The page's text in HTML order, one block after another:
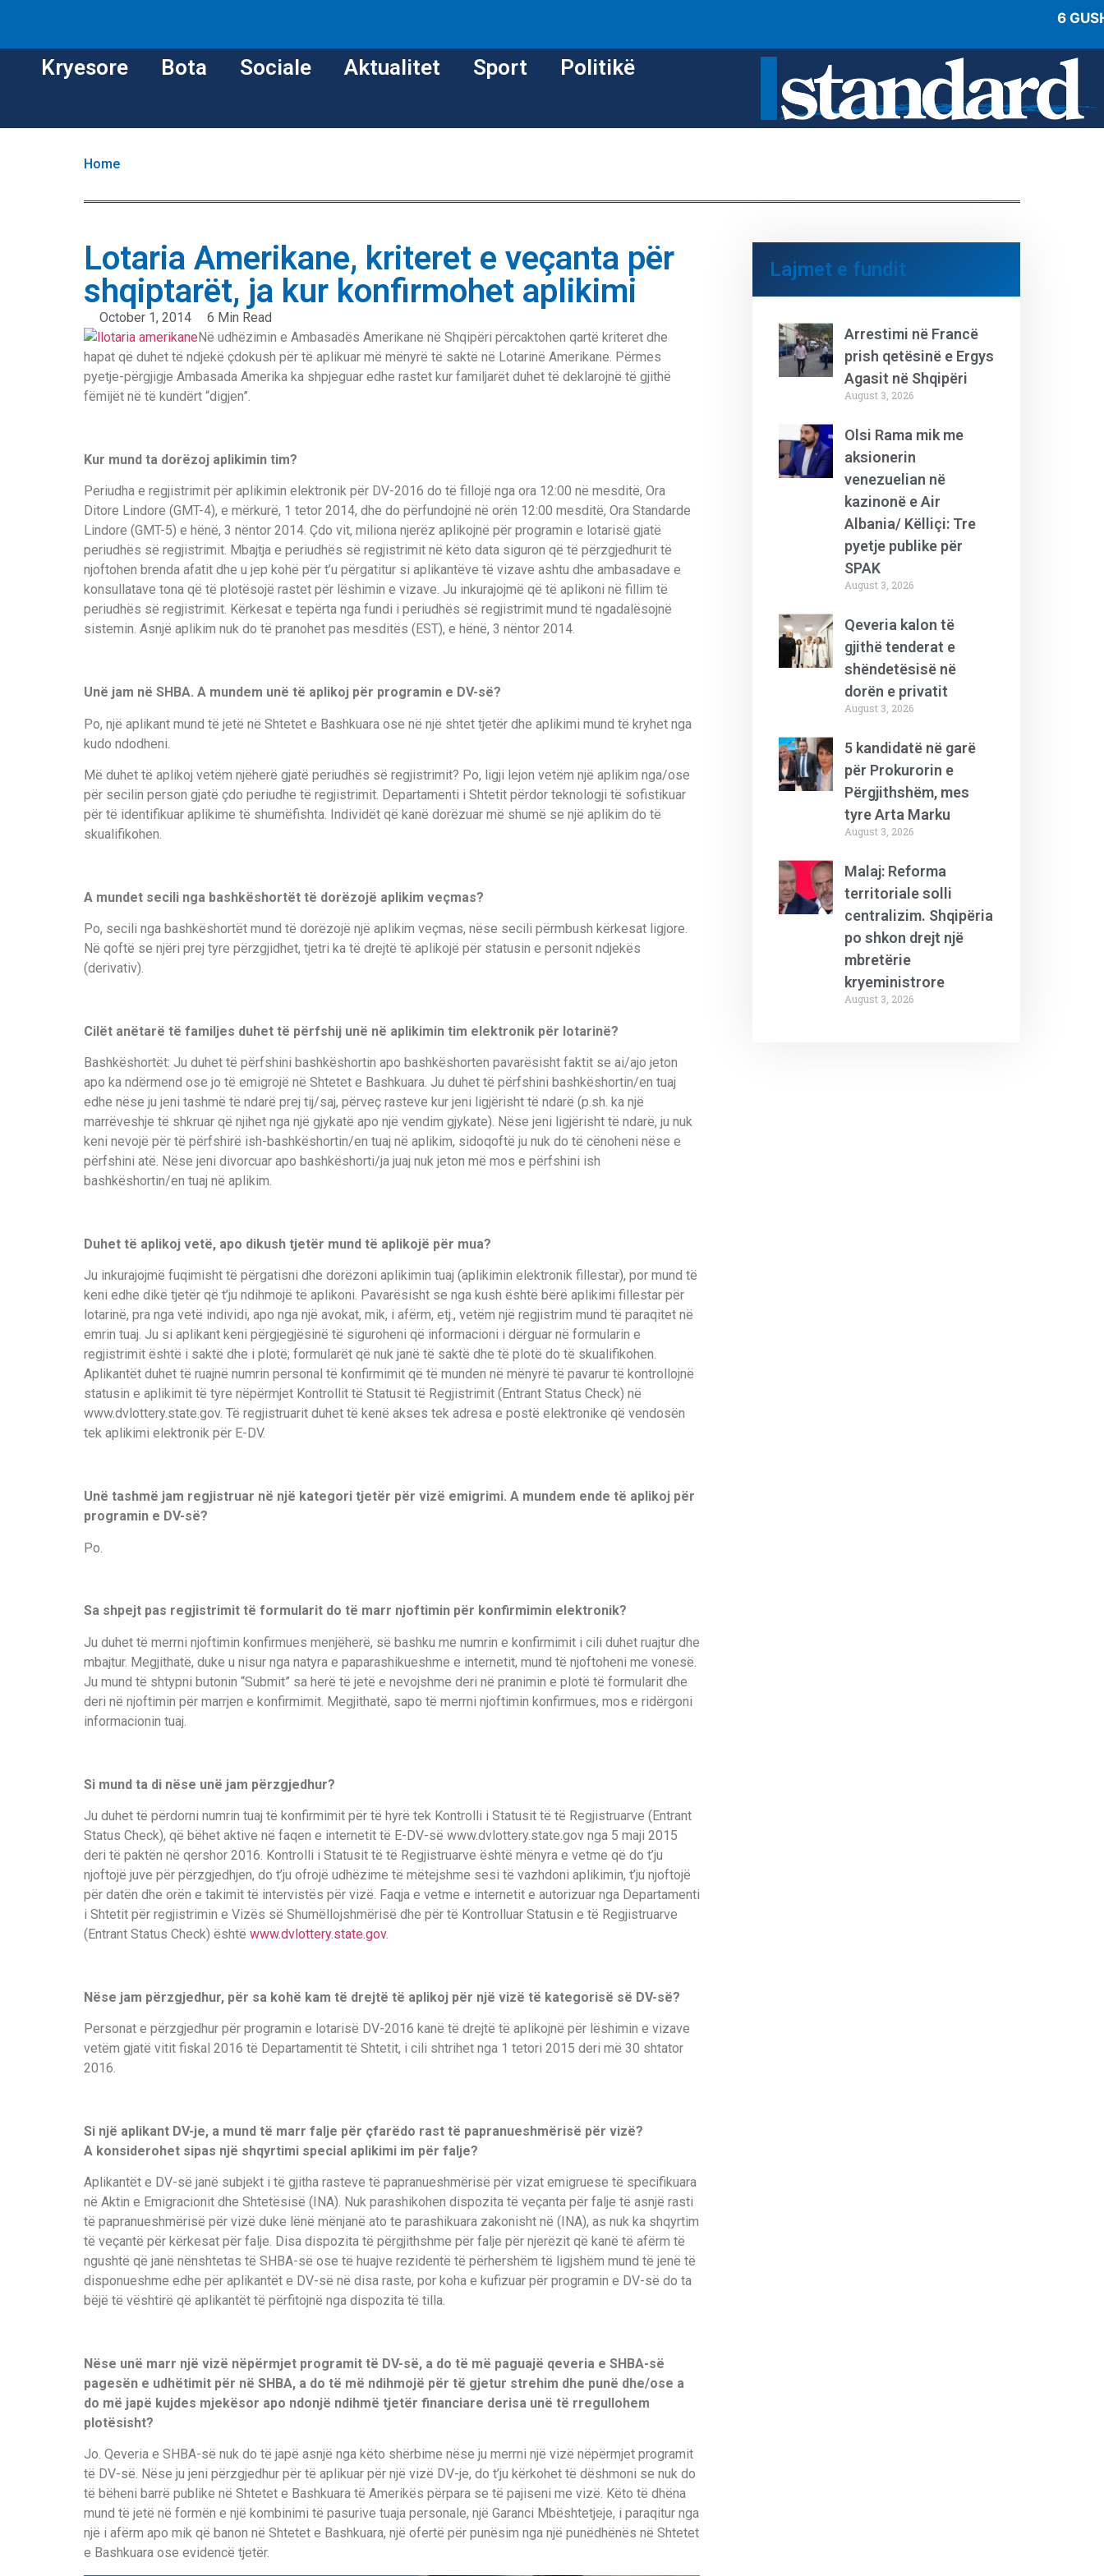
6
Kryesore Bota Sociale Aktualitet Sport Politikë
Home
Lotaria Amerikane, kriteret e veçanta për
shqiptarët, ja kur konfirmohet aplikimi
October 1, 2014
6 Min Read
Në udhëzimin e Ambasadës Amerikane në Shqipëri përcaktohen qartë kriteret dhe
hapat që duhet të ndjekë çdokush për të aplikuar më mënyrë të saktë në Lotarinë Amerikane. Përmes
pyetje-përgjigje Ambasada Amerika ka shpjeguar edhe rastet kur familjarët duhet të deklarojnë të gjithë
fëmijët në të kundërt “digjen”.
Kur mund ta dorëzoj aplikimin tim?
Periudha e regjistrimit për aplikimin elektronik për DV-2016 do të fillojë nga ora 12:00 në mesditë, Ora
Ditore Lindore (GMT-4), e mërkurë, 1 tetor 2014, dhe do përfundojnë në orën 12:00 mesditë, Ora Standarde
Lindore (GMT-5) e hënë, 3 nëntor 2014. Çdo vit, miliona njerëz aplikojnë për programin e lotarisë gjatë
periudhës së regjistrimit. Mbajtja e periudhës së regjistrimit në këto data siguron që të përzgjedhurit të
njoftohen brenda afatit dhe u jep kohë për t’u përgatitur si aplikantëve të vizave ashtu dhe ambasadave e
konsullatave tona që të plotësojë rastet për lëshimin e vizave. Ju inkurajojmë që të aplikoni në fillim të
periudhës së regjistrimit. Kërkesat e tepërta nga fundi i periudhës së regjistrimit mund të ngadalësojnë
sistemin. Asnjë aplikim nuk do të pranohet pas mesditës (EST), e hënë, 3 nëntor 2014.
Unë jam në SHBA. A mundem unë të aplikoj për programin e DV-së?
Po, një aplikant mund të jetë në Shtetet e Bashkuara ose në një shtet tjetër dhe aplikimi mund të kryhet nga
kudo ndodheni.
Më duhet të aplikoj vetëm njëherë gjatë periudhës së regjistrimit? Po, ligji lejon vetëm një aplikim nga/ose
për secilin person gjatë çdo periudhe të regjistrimit. Departamenti i Shtetit përdor teknologji të sofistikuar
për të identifikuar aplikime të shumëfishta. Individët që kanë dorëzuar më shumë se një aplikim do të
skualifikohen.
A mundet secili nga bashkëshortët të dorëzojë aplikim veçmas?
Po, secili nga bashkëshortët mund të dorëzojë një aplikim veçmas, nëse secili përmbush kërkesat ligjore.
Në qoftë se njëri prej tyre përzgjidhet, tjetri ka të drejtë të aplikojë për statusin e personit ndjekës
(derivativ).
Cilët anëtarë të familjes duhet të përfshij unë në aplikimin tim elektronik për lotarinë?
Bashkëshortët: Ju duhet të përfshini bashkëshortin apo bashkëshorten pavarësisht faktit se ai/ajo jeton
apo ka ndërmend ose jo të emigrojë në Shtetet e Bashkuara. Ju duhet të përfshini bashkëshortin/en tuaj
edhe nëse ju jeni tashmë të ndarë prej tij/saj, përveç rasteve kur jeni ligjërisht të ndarë (p.sh. ka një
marrëveshje të shkruar që njihet nga një gjykatë apo një vendim gjykate). Nëse jeni ligjërisht të ndarë, ju nuk
keni nevojë për të përfshirë ish-bashkëshortin/en tuaj në aplikim, sidoqoftë ju nuk do të cënoheni nëse e
përfshini atë. Nëse jeni divorcuar apo bashkëshorti/ja juaj nuk jeton më mos e përfshini ish
bashkëshortin/en tuaj në aplikim.
Duhet të aplikoj vetë, apo dikush tjetër mund të aplikojë për mua?
Ju inkurajojmë fuqimisht të përgatisni dhe dorëzoni aplikimin tuaj (aplikimin elektronik fillestar), por mund të
keni edhe dikë tjetër që t’ju ndihmojë të aplikoni. Pavarësisht se nga kush është bërë aplikimi fillestar për
lotarinë, pra nga vetë individi, apo nga një avokat, mik, i afërm, etj., vetëm një regjistrim mund të paraqitet në
emrin tuaj. Ju si aplikant keni përgjegjësinë të siguroheni që informacioni i dërguar në formularin e
regjistrimit është i saktë dhe i plotë; formularët që nuk janë të saktë dhe të plotë do të skualifikohen.
Aplikantët duhet të ruajnë numrin personal të konfirmimit që të munden në mënyrë të pavarur të kontrollojnë
statusin e aplikimit të tyre nëpërmjet Kontrollit të Statusit të Regjistrimit (Entrant Status Check) në
www.dvlottery.state.gov. Të regjistruarit duhet të kenë akses tek adresa e postë elektronike që vendosën
tek aplikimi elektronik për E-DV.
Unë tashmë jam regjistruar në një kategori tjetër për vizë emigrimi. A mundem ende të aplikoj për
programin e DV-së?
Po.
Sa shpejt pas regjistrimit të formularit do të marr njoftimin për konfirmimin elektronik?
Ju duhet të merrni njoftimin konfirmues menjëherë, së bashku me numrin e konfirmimit i cili duhet ruajtur dhe
mbajtur. Megjithatë, duke u nisur nga natyra e paparashikueshme e internetit, mund të njoftoheni me vonesë.
Ju mund të shtypni butonin “Submit” sa herë të jetë e nevojshme deri në pranimin e plotë të formularit dhe
deri në njoftimin për marrjen e konfirmimit. Megjithatë, sapo të merrni njoftimin konfirmues, mos e ridërgoni
informacionin tuaj.
Si mund ta di nëse unë jam përzgjedhur?
Ju duhet të përdorni numrin tuaj të konfirmimit për të hyrë tek Kontrolli i Statusit të të Regjistruarve (Entrant
Status Check), që bëhet aktive në faqen e internetit të E-DV-së www.dvlottery.state.gov nga 5 maji 2015
deri të paktën në qershor 2016. Kontrolli i Statusit të të Regjistruarve është mënyra e vetme që do t’ju
njoftojë juve për përzgjedhjen, do t’ju ofrojë udhëzime të mëtejshme sesi të vazhdoni aplikimin, t’ju njoftojë
për datën dhe orën e takimit të intervistës për vizë. Faqja e vetme e internetit e autorizuar nga Departamenti
i Shtetit për regjistrimin e Vizës së Shumëllojshmërisë dhe për të Kontrolluar Statusin e të Regjistruarve
(Entrant Status Check) është www.dvlottery.state.gov.
Nëse jam përzgjedhur, për sa kohë kam të drejtë të aplikoj për një vizë të kategorisë së DV-së?
Personat e përzgjedhur për programin e lotarisë DV-2016 kanë të drejtë të aplikojnë për lëshimin e vizave
vetëm gjatë vitit fiskal 2016 të Departamentit të Shtetit, i cili shtrihet nga 1 tetori 2015 deri më 30 shtator
2016.
Si një aplikant DV-je, a mund të marr falje për çfarëdo rast të papranueshmërisë për vizë?
A konsiderohet sipas një shqyrtimi special aplikimi im për falje?
Aplikantët e DV-së janë subjekt i të gjitha rasteve të papranueshmërisë për vizat emigruese të specifikuara
në Aktin e Emigracionit dhe Shtetësisë (INA). Nuk parashikohen dispozita të veçanta për falje të asnjë rasti
të papranueshmërisë për vizë duke lënë mënjanë ato te parashikuara zakonisht në (INA), as nuk ka shqyrtim
të veçantë për kërkesat për falje. Disa dispozita të përgjithshme për falje për njerëzit që kanë të afërm të
ngushtë që janë nënshtetas të SHBA-së ose të huajve rezidentë të përhershëm të ligjshëm mund të jenë të
disponueshme edhe për aplikantët e DV-së në disa raste, por koha e kufizuar për programin e DV-së do ta
bëjë të vështirë që aplikantët të përfitojnë nga dispozita të tilla.
Nëse unë marr një vizë nëpërmjet programit të DV-së, a do të më paguajë qeveria e SHBA-së
pagesën e udhëtimit për në SHBA, a do të më ndihmojë për të gjetur strehim dhe punë dhe/ose a
do më japë kujdes mjekësor apo ndonjë ndihmë tjetër financiare derisa unë të rregullohem
plotësisht?
Jo. Qeveria e SHBA-së nuk do të japë asnjë nga këto shërbime nëse ju merrni një vizë nëpërmjet programit
të DV-së. Nëse ju jeni përzgjedhur për të aplikuar për një vizë DV-je, do t’ju kërkohet të dëshmoni se nuk do
të bëheni barrë publike në Shtetet e Bashkuara të Amerikës përpara se të pajiseni me vizë. Këto të dhëna
mund të jetë në formën e një kombinimi të pasurive tuaja personale, një Garanci Mbështetjeje, i paraqitur nga
një i afërm apo mik që banon në Shtetet e Bashkuara, një ofertë për punësim nga një punëdhënës në Shtetet
e Bashkuara ose evidencë tjetër.
Lajmet e fundit
Arrestimi në Francë
prish qetësinë e Ergys
Agasit në Shqipëri
August 3, 2026
Olsi Rama mik me
aksionerin
venezuelian në
kazinonë e Air
Albania/ Këlliçi: Tre
pyetje publike për
SPAK
August 3, 2026
Qeveria kalon të
gjithë tenderat e
shëndetësisë në
dorën e privatit
August 3, 2026
5 kandidatë në garë
për Prokurorin e
Përgjithshëm, mes
tyre Arta Marku
August 3, 2026
Malaj: Reforma
territoriale solli
centralizim. Shqipëria
po shkon drejt një
mbretërie
kryeministrore
August 3, 2026